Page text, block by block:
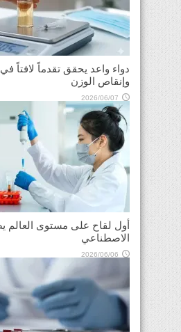
دواء واعد يحقق تقدماً لافتاً
وإنقاص الوزن
2026/06/07
أول لقاح على مستوى العالم
الاصطناعي
2026/06/06